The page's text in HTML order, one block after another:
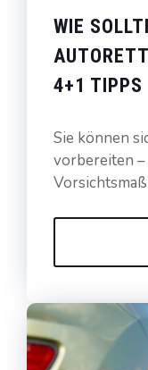
WIE
4+1 TIPPS
Sie können
vorbereiten –